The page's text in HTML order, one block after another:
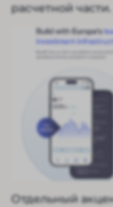
расчетной части.
Отдельный